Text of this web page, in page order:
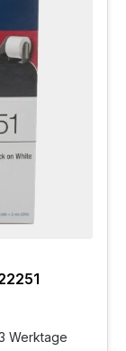
Werktage